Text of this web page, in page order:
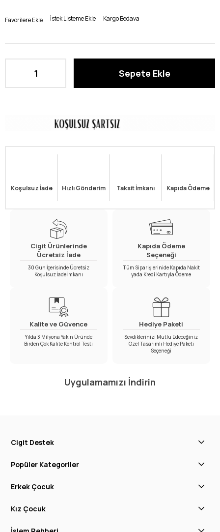
Favorilere Ekle İstek Listeme Ekle Kargo Bedava
Koşulsuz İade Hızlı Gönderim Taksit İmkanı Kapıda Ödeme
Cigit Ürünlerinde
Ücretsiz İade
30 Gün İçerisinde Ücretsiz
Koşulsuz İade İmkanı
Kapıda Ödeme
Seçeneği
Tüm Siparişlerinide Kapıda Nakit
yada Kredi Kartıyla Ödeme
Kalite ve Güvence
Yılda 3 Milyona Yakın Üründe
Birden Çok Kalite Kontrol Testi
Hediye Paketi
Sevdiklerinizi Mutlu Edeceğiniz
Özel Tasarımlı Hediye Paketi
Seçeneği
Uygulamamızı İndirin
Cigit Destek
Popüler Kategoriler
Erkek Çocuk
Kız Çocuk